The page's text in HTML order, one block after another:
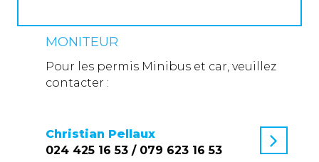
MONITEUR
Pour les permis Minibus et car, veuillez
contacter :
Christian Pellaux
024 425 16 53 / 079 623 16 53